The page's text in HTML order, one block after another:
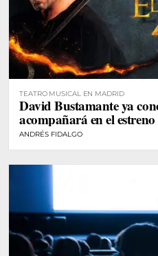
TEATRO MUSICAL EN MADRID
David Bustamante ya
acompañará en el
ANDRÉS FIDALGO